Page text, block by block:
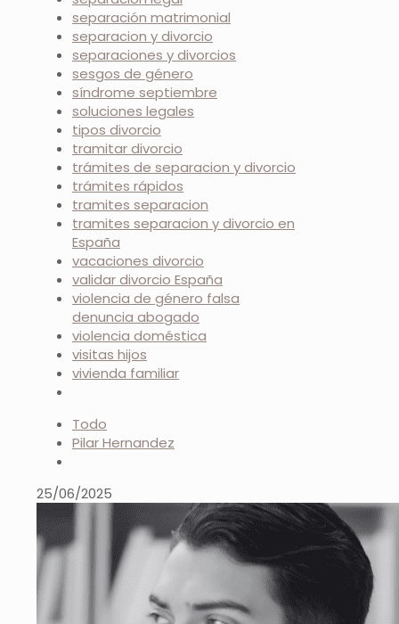
separación matrimonial
separacion y divorcio
separaciones y divorcios
sesgos de género
síndrome septiembre
soluciones legales
tipos divorcio
tramitar divorcio
trámites de separacion y divorcio
trámites rápidos
tramites separacion
tramites separacion y divorcio en
España
vacaciones divorcio
validar divorcio España
violencia de género falsa
denuncia abogado
violencia doméstica
visitas hijos
vivienda familiar
Todo
Pilar Hernandez
25/06/2025